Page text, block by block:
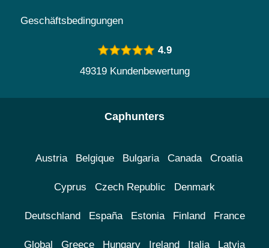
Geschäftsbedingungen
4.9
49319 Kundenbewertung
Caphunters
Austria Belgique Bulgaria Canada Croatia
Cyprus Czech Republic Denmark
Deutschland España Estonia Finland France
Global Greece Hungary Ireland Italia Latvia